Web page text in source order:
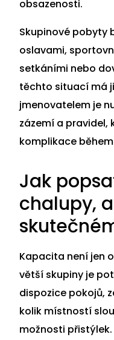
obsazenosti.
Skupinové pobyty
oslavami,
setkáními nebo
těchto situací má
jmenovatelem je
zázemí a pravidel,
komplikace
Jak
chalupy,
Kapacita není jen
větší skupiny je
dispozice pokojů,
kolik místností
možnosti